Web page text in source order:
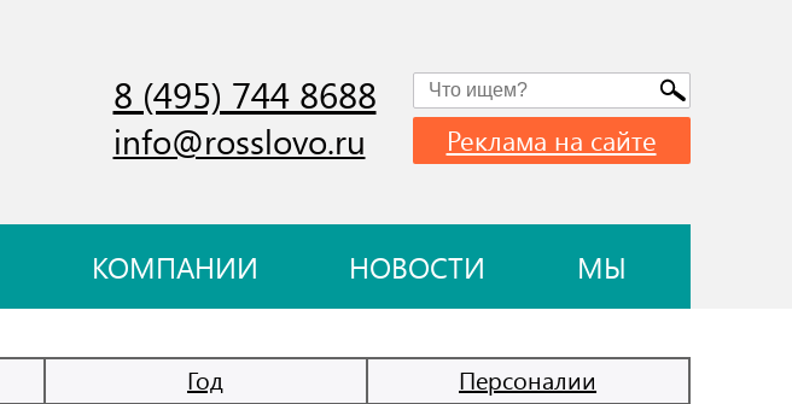
8 (495) 744 8688
info@rosslovo.ru Реклама на сайте
КОМПАНИИ НОВОСТИ МЫ
Год Персоналии